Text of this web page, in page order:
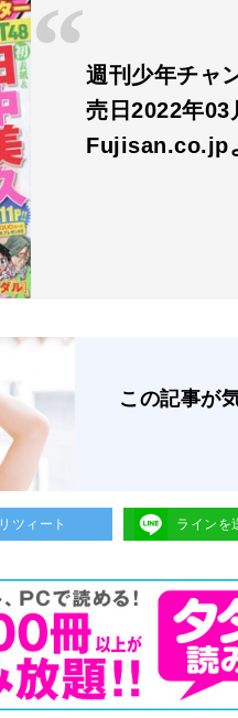
週刊少年チャ
売日2022年03
Fujisan.co.jp
この記事が
リツィート ラインを